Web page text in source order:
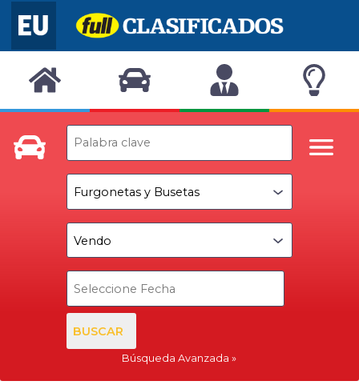
BUSCAR
Búsqueda Avanzada